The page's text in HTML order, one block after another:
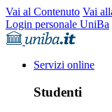
Vai al Contenuto Vai
Login personale UniBa
Servizi online
Studenti